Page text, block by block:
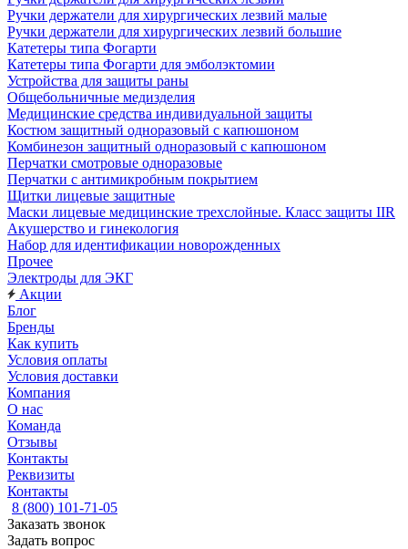
Ручки держатели для хирургических лезвий малые
Ручки держатели для хирургических лезвий большие
Катетеры типа Фогарти
Катетеры типа Фогарти для эмболэктомии
Устройства для защиты раны
Общебольничные медизделия
Медицинские средства индивидуальной защиты
Костюм защитный одноразовый с капюшоном
Комбинезон защитный одноразовый с капюшоном
Перчатки смотровые одноразовые
Перчатки с антимикробным покрытием
Щитки лицевые защитные
Маски лицевые медицинские трехслойные. Класс защиты IIR
Акушерство и гинекология
Набор для идентификации новорожденных
Прочее
Электроды для ЭКГ
Акции
Блог
Бренды
Как купить
Условия оплаты
Условия доставки
Компания
О нас
Команда
Отзывы
Контакты
Реквизиты
Контакты
8 (800) 101-71-05
Заказать звонок
Задать вопрос